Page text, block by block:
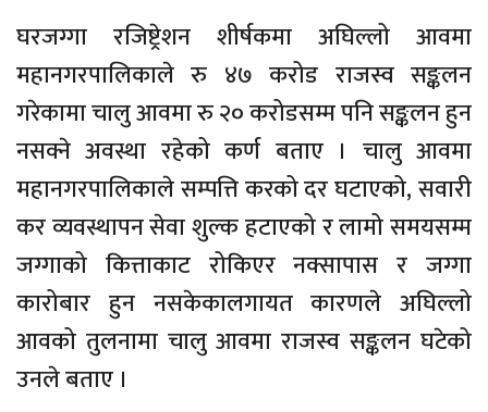
घरजग्गा रजिष्ट्रेशन शीर्षकमा अघिल्लो आवमा
महानगरपालिकाले रु ४७ करोड राजस्व सङ्कलन
गरेकामा चालु आवमा रु २० करोडसम्म पनि सङ्कलन हुन
नसक्ने अवस्था रहेको कर्ण बताए । चालु आवमा
महानगरपालिकाले सम्पत्ति करको दर घटाएको, सवारी
कर व्यवस्थापन सेवा शुल्क हटाएको र लामो समयसम्म
जग्गाको कित्ताकाट रोकिएर नक्सापास र जग्गा
कारोबार हुन नसकेकालगायत कारणले अघिल्लो
आवको तुलनामा चालु आवमा राजस्व सङ्कलन घटेको
उनले बताए ।